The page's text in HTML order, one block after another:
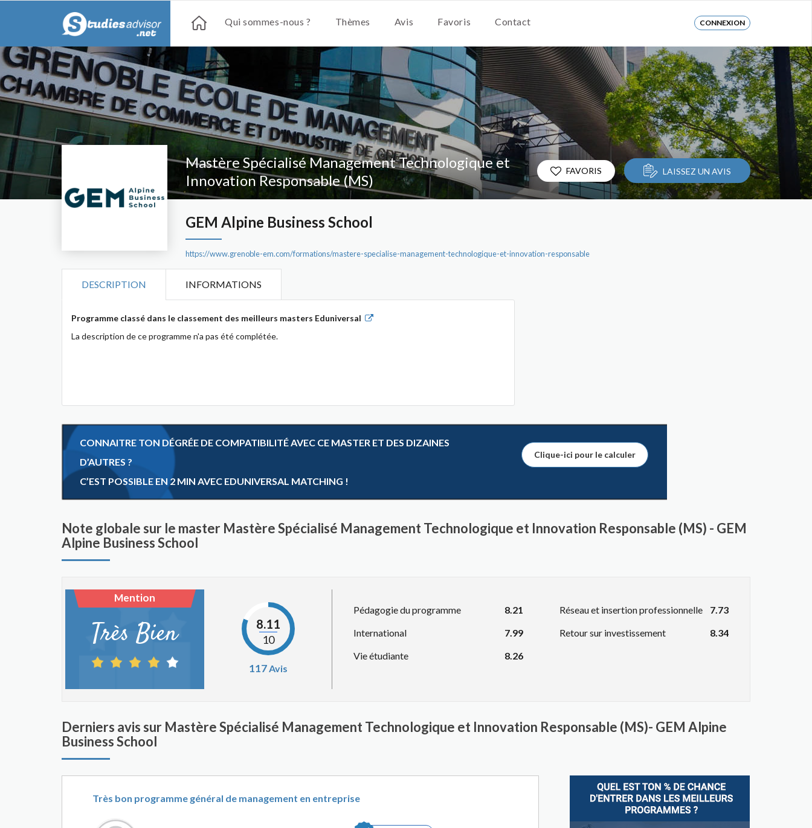
Qui sommes-nous ? Thèmes Avis Favoris Contact CONNEXION
Mastère Spécialisé Management Technologique et
Innovation Responsable (MS)
GEM Alpine Business School
https://www.grenoble-em.com/formations/mastere-specialise-management-technologique-et-innovation-responsable
FAVORIS LAISSEZ UN AVIS
DESCRIPTION INFORMATIONS
Programme classé dans le classement des meilleurs masters Eduniversal
La description de ce programme n'a pas été complétée.
CONNAITRE TON DÉGRÉE DE COMPATIBILITÉ AVEC CE MASTER ET DES DIZAINES
D’AUTRES ?
C’EST POSSIBLE EN 2 MIN AVEC EDUNIVERSAL MATCHING !
Clique-ici pour le calculer
Note globale sur le master Mastère Spécialisé Management Technologique et Innovation Responsable (MS) - GEM
Alpine Business School
Mention
Très Bien 8.11
10
117 Avis
Pédagogie du programme
8.21
International
7.99
Vie étudiante
8.26
Réseau et insertion professionnelle
7.73
Retour sur investissement
8.34
Derniers avis sur Mastère Spécialisé Management Technologique et Innovation Responsable (MS)- GEM Alpine
Business School
Très bon programme général de management en entreprise